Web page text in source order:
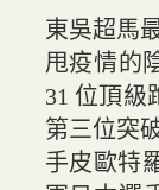
東吳超馬
甩疫情的
31 位頂級
第三位突
手皮歐特